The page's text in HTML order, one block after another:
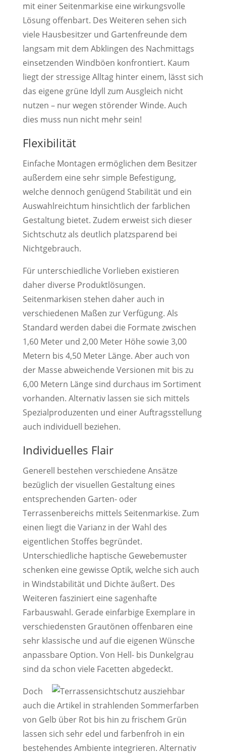
mit einer Seitenmarkise eine wirkungsvolle
Lösung offenbart. Des Weiteren sehen sich
viele Hausbesitzer und Gartenfreunde dem
langsam mit dem Abklingen des Nachmittags
einsetzenden Windböen konfrontiert. Kaum
liegt der stressige Alltag hinter einem, lässt sich
das eigene grüne Idyll zum Ausgleich nicht
nutzen – nur wegen störender Winde. Auch
dies muss nun nicht mehr sein!
Flexibilität
Einfache Montagen ermöglichen dem Besitzer
außerdem eine sehr simple Befestigung,
welche dennoch genügend Stabilität und ein
Auswahlreichtum hinsichtlich der farblichen
Gestaltung bietet. Zudem erweist sich dieser
Sichtschutz als deutlich platzsparend bei
Nichtgebrauch.
Für unterschiedliche Vorlieben existieren
daher diverse Produktlösungen.
Seitenmarkisen stehen daher auch in
verschiedenen Maßen zur Verfügung. Als
Standard werden dabei die Formate zwischen
1,60 Meter und 2,00 Meter Höhe sowie 3,00
Metern bis 4,50 Meter Länge. Aber auch von
der Masse abweichende Versionen mit bis zu
6,00 Metern Länge sind durchaus im Sortiment
vorhanden. Alternativ lassen sie sich mittels
Spezialproduzenten und einer Auftragsstellung
auch individuell beziehen.
Individuelles Flair
Generell bestehen verschiedene Ansätze
bezüglich der visuellen Gestaltung eines
entsprechenden Garten- oder
Terrassenbereichs mittels Seitenmarkise. Zum
einen liegt die Varianz in der Wahl des
eigentlichen Stoffes begründet.
Unterschiedliche haptische Gewebemuster
schenken eine gewisse Optik, welche sich auch
in Windstabilität und Dichte äußert. Des
Weiteren fasziniert eine sagenhafte
Farbauswahl. Gerade einfarbige Exemplare in
verschiedensten Grautönen offenbaren eine
sehr klassische und auf die eigenen Wünsche
anpassbare Option. Von Hell- bis Dunkelgrau
sind da schon viele Facetten abgedeckt.
Doch
auch die Artikel in strahlenden Sommerfarben
von Gelb über Rot bis hin zu frischem Grün
lassen sich sehr edel und farbenfroh in ein
bestehendes Ambiente integrieren. Alternativ